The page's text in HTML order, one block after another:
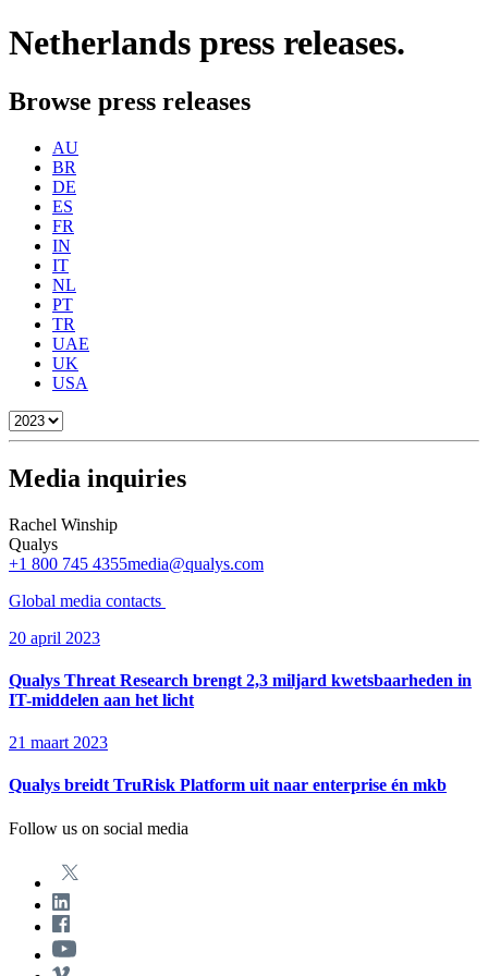
Netherlands press releases.
Browse press releases
AU
BR
DE
ES
FR
IN
IT
NL
PT
TR
UAE
UK
USA
Media inquiries
Rachel Winship
Qualys
+1 800 745 4355media@qualys.com
Global media contacts
20 april 2023
Qualys Threat Research brengt 2,3 miljard kwetsbaarheden in
IT-middelen aan het licht
21 maart 2023
Qualys breidt TruRisk Platform uit naar enterprise én mkb
Follow us on social media